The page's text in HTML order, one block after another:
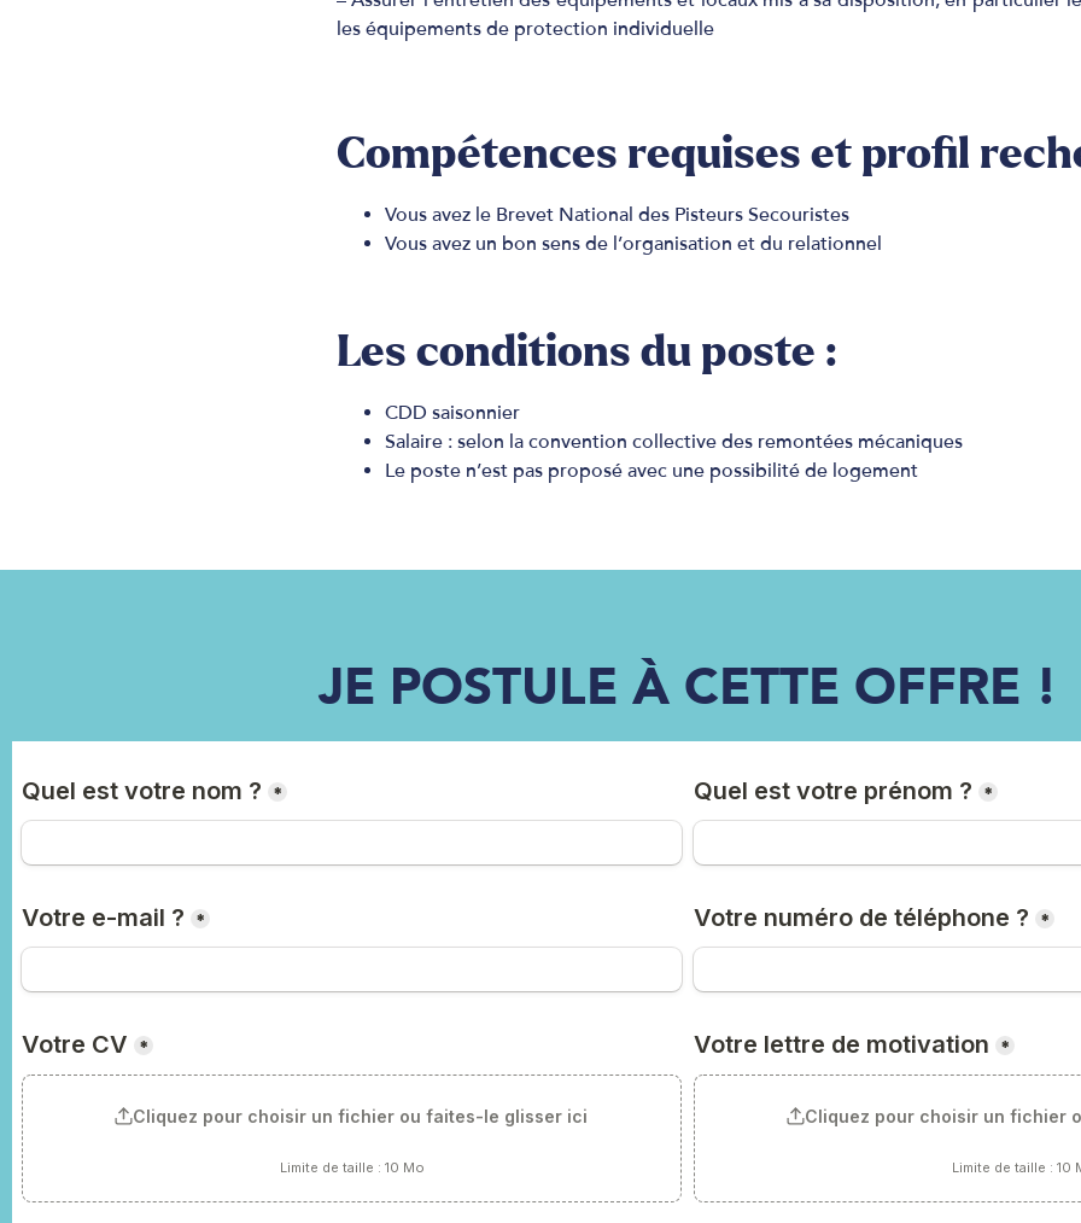
les équipements de protection individuelle
Compétences requises et profil
Vous avez le Brevet National des Pisteurs Secouristes
Vous avez un bon sens de l’organisation et du relationnel
Les conditions du poste :
CDD saisonnier
Salaire : selon la convention collective des remontées mécaniques
Le poste n’est pas proposé avec une possibilité de logement
JE POSTULE À CETTE OFFRE !